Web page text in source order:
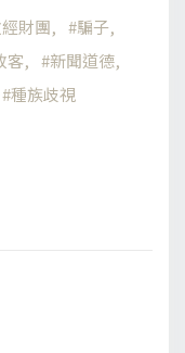
財團
騙子
客
新聞道德
種族歧視